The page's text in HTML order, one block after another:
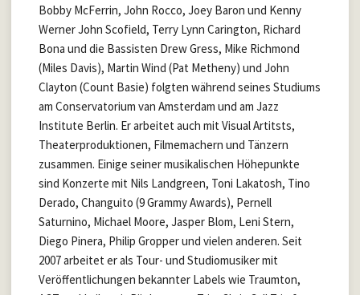
Bobby McFerrin, John Rocco, Joey Baron und Kenny
Werner John Scofield, Terry Lynn Carington, Richard
Bona und die Bassisten Drew Gress, Mike Richmond
(Miles Davis), Martin Wind (Pat Metheny) und John
Clayton (Count Basie) folgten während seines Studiums
am Conservatorium van Amsterdam und am Jazz
Institute Berlin. Er arbeitet auch mit Visual Artitsts,
Theaterproduktionen, Filmemachern und Tänzern
zusammen. Einige seiner musikalischen Höhepunkte
sind Konzerte mit Nils Landgreen, Toni Lakatosh, Tino
Derado, Changuito (9 Grammy Awards), Pernell
Saturnino, Michael Moore, Jasper Blom, Leni Stern,
Diego Pinera, Philip Gropper und vielen anderen. Seit
2007 arbeitet er als Tour- und Studiomusiker mit
Veröffentlichungen bekannter Labels wie Traumton,